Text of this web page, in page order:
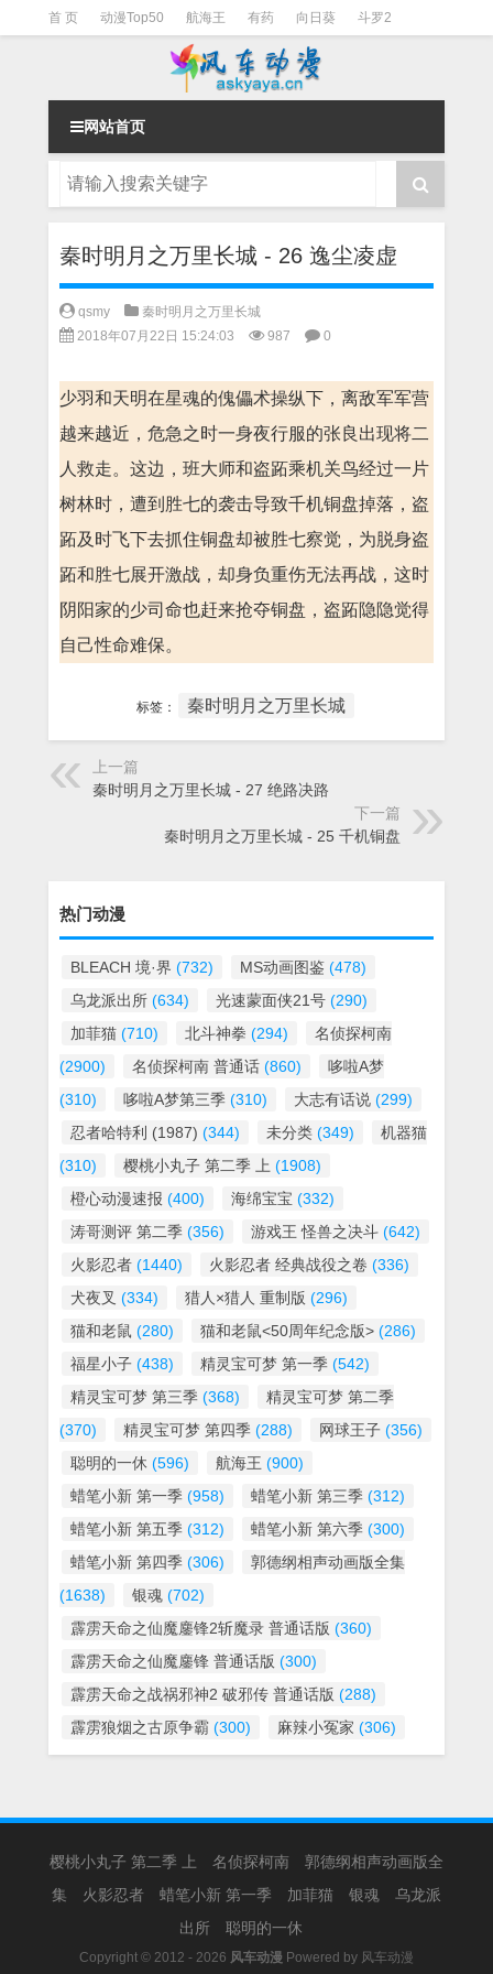
首 页 动漫Top50 航海王 有药 向日葵 斗罗2
一拳超人 柯南 阴阳师
网站首页
秦时明月之万里长城 - 26 逸尘凌虚
qsmy
秦时明月之万里长城
2018年07月22日 15:24:03
987 0
少羽和天明在星魂的傀儡术操纵下，离敌军军营
越来越近，危急之时一身夜行服的张良出现将二
人救走。这边，班大师和盗跖乘机关鸟经过一片
树林时，遭到胜七的袭击导致千机铜盘掉落，盗
跖及时飞下去抓住铜盘却被胜七察觉，为脱身盗
跖和胜七展开激战，却身负重伤无法再战，这时
阴阳家的少司命也赶来抢夺铜盘，盗跖隐隐觉得
自己性命难保。
标签： 秦时明月之万里长城
上一篇
秦时明月之万里长城 - 27 绝路决路
下一篇
秦时明月之万里长城 - 25 千机铜盘
热门动漫
BLEACH 境·界 (732) MS动画图鉴 (478)
乌龙派出所 (634) 光速蒙面侠21号 (290)
加菲猫 (710) 北斗神拳 (294)
名侦探柯南
(2900)
名侦探柯南 普通话 (860)
哆啦A梦
(310)
哆啦A梦第三季 (310) 大志有话说 (299)
忍者哈特利 (1987) (344) 未分类 (349)
机器猫
(310)
樱桃小丸子 第二季 上 (1908)
橙心动漫速报 (400) 海绵宝宝 (332)
涛哥测评 第二季 (356) 游戏王 怪兽之决斗 (642)
火影忍者 (1440) 火影忍者 经典战役之卷 (336)
犬夜叉 (334) 猎人×猎人 重制版 (296)
猫和老鼠 (280) 猫和老鼠<50周年纪念版> (286)
福星小子 (438) 精灵宝可梦 第一季 (542)
精灵宝可梦 第三季 (368)
精灵宝可梦 第二季
(370)
精灵宝可梦 第四季 (288) 网球王子 (356)
聪明的一休 (596) 航海王 (900)
蜡笔小新 第一季 (958) 蜡笔小新 第三季 (312)
蜡笔小新 第五季 (312) 蜡笔小新 第六季 (300)
蜡笔小新 第四季 (306)
郭德纲相声动画版全集
(1638)
银魂 (702)
霹雳天命之仙魔鏖锋2斩魔录 普通话版 (360)
霹雳天命之仙魔鏖锋 普通话版 (300)
霹雳天命之战祸邪神2 破邪传 普通话版 (288)
霹雳狼烟之古原争霸 (300) 麻辣小冤家 (306)
樱桃小丸子 第二季 上 名侦探柯南
郭德纲相声动画版全
集
火影忍者 蜡笔小新 第一季 加菲猫 银魂
乌龙派
出所
聪明的一休
Copyright © 2012 - 2026 风车动漫 Powered by 风车动漫